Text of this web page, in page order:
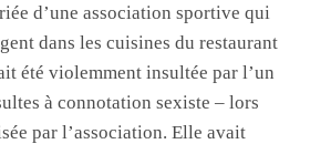
d’une association sportive qui
dans les cuisines du restaurant
été violemment insultée par l’un
à connotation sexiste – lors
par l’association. Elle avait